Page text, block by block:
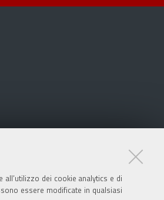
all’utilizzo dei cookie analytics e di
essere modificate in qualsiasi